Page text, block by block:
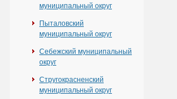
муниципальный округ
Пыталовский
муниципальный округ
Себежский муниципальный
округ
Стругокрасненский
муниципальный округ